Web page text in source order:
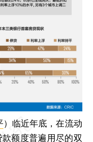
） 临近年底，在流动
额度普遍用尽的双